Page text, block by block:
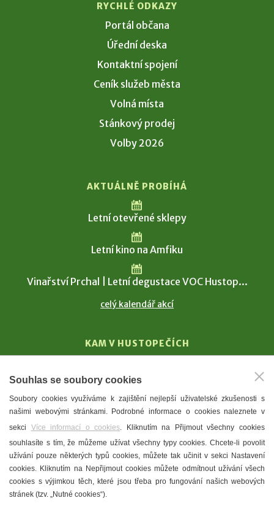
RYCHLÉ ODKAZY
Portál občana
Úřední deska
Kontaktní spojení
Ceník služeb města
Volná místa
Stánkový prodej
Volby 2026
AKTUÁLNĚ PROBÍHÁ
Letní otevřené sklepy
Letní kino na Amfiku
Vinařství Prchal | Letní degustace VOC Hustop...
celý kalendář akcí
KAM V HUSTOPEČÍCH
T. G. Masaryk
Mandloně
Ubytování
Restaurace
Městské muzeum a galerie
Denní meníčka
Souhlas se soubory cookies
Soubory cookies využíváme k zajištění nejlepší uživatelské zkušenosti s
našimi webovými stránkami. Podrobné informace o cookies naleznete v
sekci Více informací o cookies. Kliknutím na Přijmout všechny cookies
souhlasíte s tím, že můžeme užívat všechny typy cookies. Chcete-li povolit
užívání pouze některých typů cookies, můžete tak učinit v sekci Nastavení
cookies. Kliknutím na Nepřijmout cookies můžete odmítnout užívání všech
cookies s výjimkou těch, které jsou třeba pro fungování našich webových
stránek (tzv. „Nutné cookies“).